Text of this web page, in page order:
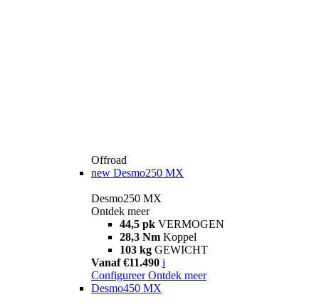
Offroad
new Desmo250 MX
Desmo250 MX
Ontdek meer
44,5 pk VERMOGEN
28,3 Nm Koppel
103 kg GEWICHT
Vanaf €11.490 i
Configureer Ontdek meer
Desmo450 MX